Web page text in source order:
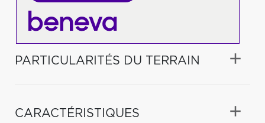
PARTICULARITÉS DU TERRAIN
CARACTÉRISTIQUES